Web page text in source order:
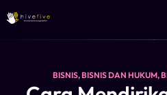
BISNIS,BISNIS DAN HUKUM,